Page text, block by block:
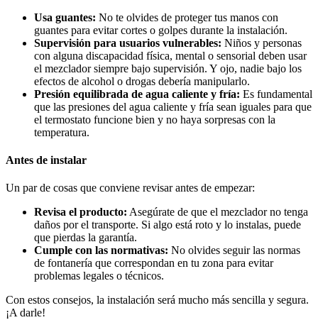
Usa guantes: No te olvides de proteger tus manos con
guantes para evitar cortes o golpes durante la instalación.
Supervisión para usuarios vulnerables: Niños y personas
con alguna discapacidad física, mental o sensorial deben usar
el mezclador siempre bajo supervisión. Y ojo, nadie bajo los
efectos de alcohol o drogas debería manipularlo.
Presión equilibrada de agua caliente y fría: Es fundamental
que las presiones del agua caliente y fría sean iguales para que
el termostato funcione bien y no haya sorpresas con la
temperatura.
Antes de instalar
Un par de cosas que conviene revisar antes de empezar:
Revisa el producto: Asegúrate de que el mezclador no tenga
daños por el transporte. Si algo está roto y lo instalas, puede
que pierdas la garantía.
Cumple con las normativas: No olvides seguir las normas
de fontanería que correspondan en tu zona para evitar
problemas legales o técnicos.
Con estos consejos, la instalación será mucho más sencilla y segura.
¡A darle!